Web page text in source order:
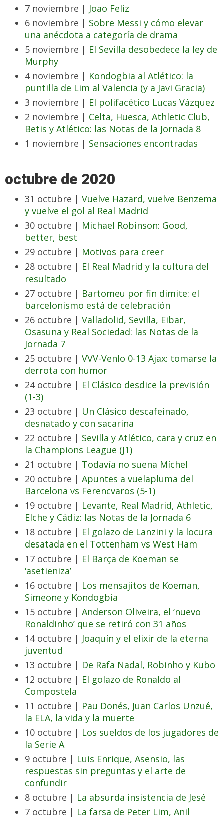
7 noviembre | Joao Feliz
6 noviembre | Sobre Messi y cómo elevar
una anécdota a categoría de drama
5 noviembre | El Sevilla desobedece la ley de
Murphy
4 noviembre | Kondogbia al Atlético: la
puntilla de Lim al Valencia (y a Javi Gracia)
3 noviembre | El polifacético Lucas Vázquez
2 noviembre | Celta, Huesca, Athletic Club,
Betis y Atlético: las Notas de la Jornada 8
1 noviembre | Sensaciones encontradas
octubre de 2020
31 octubre | Vuelve Hazard, vuelve Benzema
y vuelve el gol al Real Madrid
30 octubre | Michael Robinson: Good,
better, best
29 octubre | Motivos para creer
28 octubre | El Real Madrid y la cultura del
resultado
27 octubre | Bartomeu por fin dimite: el
barcelonismo está de celebración
26 octubre | Valladolid, Sevilla, Eibar,
Osasuna y Real Sociedad: las Notas de la
Jornada 7
25 octubre | VVV-Venlo 0-13 Ajax: tomarse la
derrota con humor
24 octubre | El Clásico desdice la previsión
(1-3)
23 octubre | Un Clásico descafeinado,
desnatado y con sacarina
22 octubre | Sevilla y Atlético, cara y cruz en
la Champions League (J1)
21 octubre | Todavía no suena Míchel
20 octubre | Apuntes a vuelapluma del
Barcelona vs Ferencvaros (5-1)
19 octubre | Levante, Real Madrid, Athletic,
Elche y Cádiz: las Notas de la Jornada 6
18 octubre | El golazo de Lanzini y la locura
desatada en el Tottenham vs West Ham
17 octubre | El Barça de Koeman se
‘asetieniza’
16 octubre | Los mensajitos de Koeman,
Simeone y Kondogbia
15 octubre | Anderson Oliveira, el ‘nuevo
Ronaldinho’ que se retiró con 31 años
14 octubre | Joaquín y el elixir de la eterna
juventud
13 octubre | De Rafa Nadal, Robinho y Kubo
12 octubre | El golazo de Ronaldo al
Compostela
11 octubre | Pau Donés, Juan Carlos Unzué,
la ELA, la vida y la muerte
10 octubre | Los sueldos de los jugadores de
la Serie A
9 octubre | Luis Enrique, Asensio, las
respuestas sin preguntas y el arte de
confundir
8 octubre | La absurda insistencia de Jesé
7 octubre | La farsa de Peter Lim, Anil